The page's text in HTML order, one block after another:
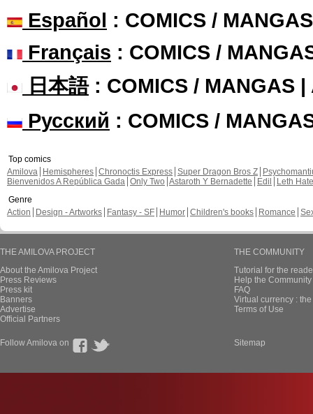
Español : COMICS /
Français : COMICS /
日本語: COMICS / MANGAS |
Русский : COMICS /
Top comics
Amilova
Hemispheres Chronoctis Express Super Dragon Bros Z
Bienvenidos A República Gada Only Two Astaroth Y Bernadette Edil
Leth Hate
Genre
Action
Design - Artworks Fantasy - SF Humor Children's books Romance
THE AMILOVA PROJECT
About the Amilova Project
Press Reviews
Press kit
Banners
Advertise
Official Partners
THE COMMUNITY
Tutorial for the
Help the
FAQ
Virtual currency :
Terms of Use
Follow Amilova on Sitemap